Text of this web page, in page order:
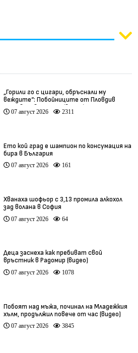
„Горили го с цигари, обръснали му
веждите“: Побойниците от Пловдив
остават в ареста (видео)
07 август 2026 2311
Ето кой град е шампион по консумация на
бира в България
07 август 2026 161
Хванаха шофьор с 3,13 промила алкохол
зад волана в София
07 август 2026 64
Деца заснеха как пребиват свой
връстник в Радомир (видео)
07 август 2026 1078
Побоят над мъжа, починал на Младежкия
хълм, продължил повече от час (видео)
07 август 2026 3845